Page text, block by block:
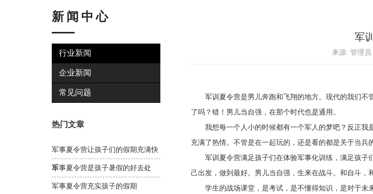
新闻中心
行业新闻
企业新闻
常见问题
热门文章
军事夏令营让孩子们的假期充满快
乐
军事夏令营是孩子暑假的好去处
军事夏令营充实孩子的假期
军
来源: 管理员
军训夏令营是男儿奔跑和飞翔的地方。现代的我们不
了吗？错！男儿当自强，在那个时代也是通用。
我想每一个人小的时候都有一个军人的梦吧？反正我
充满了热情。不管是在一起玩的，还是看的都是关于当兵
军训夏令营满足孩子们在体验军事化训练，满足孩子
己出发，做到最好。男儿当自强，生来在战斗。和自斗，
学生的战场课堂，是考试，是不懂得知识，是对于未